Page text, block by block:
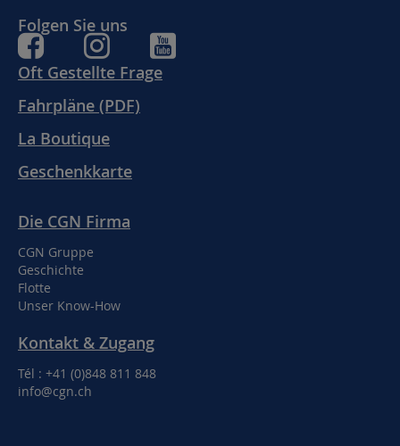
Oft Gestellte Frage
Fahrpläne (PDF)
La Boutique
Geschenkkarte
Die CGN Firma
CGN Gruppe
Geschichte
Flotte
Unser Know-How
Kontakt & Zugang
Tél : +41 (0)848 811 848
info@cgn.ch
Folgen Sie uns